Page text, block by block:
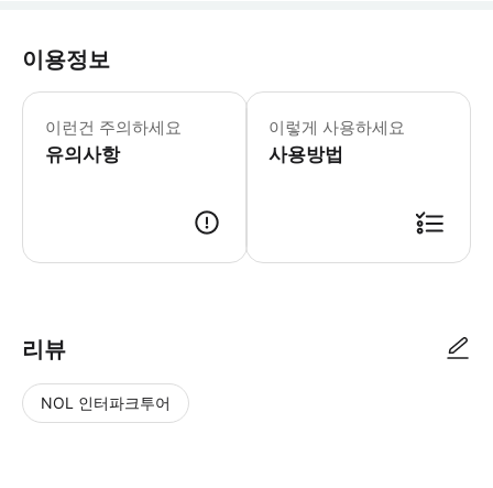
이용정보
이런건 주의하세요
유의사항
예약 전 이 투어의 도보 거리는 약
이렇게 사용하세요
사용방법
리뷰
NOL 인터파크투어